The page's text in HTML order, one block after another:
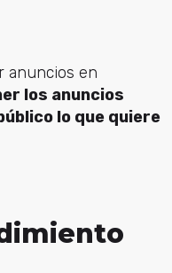
anuncios en
los anuncios
lo que quiere